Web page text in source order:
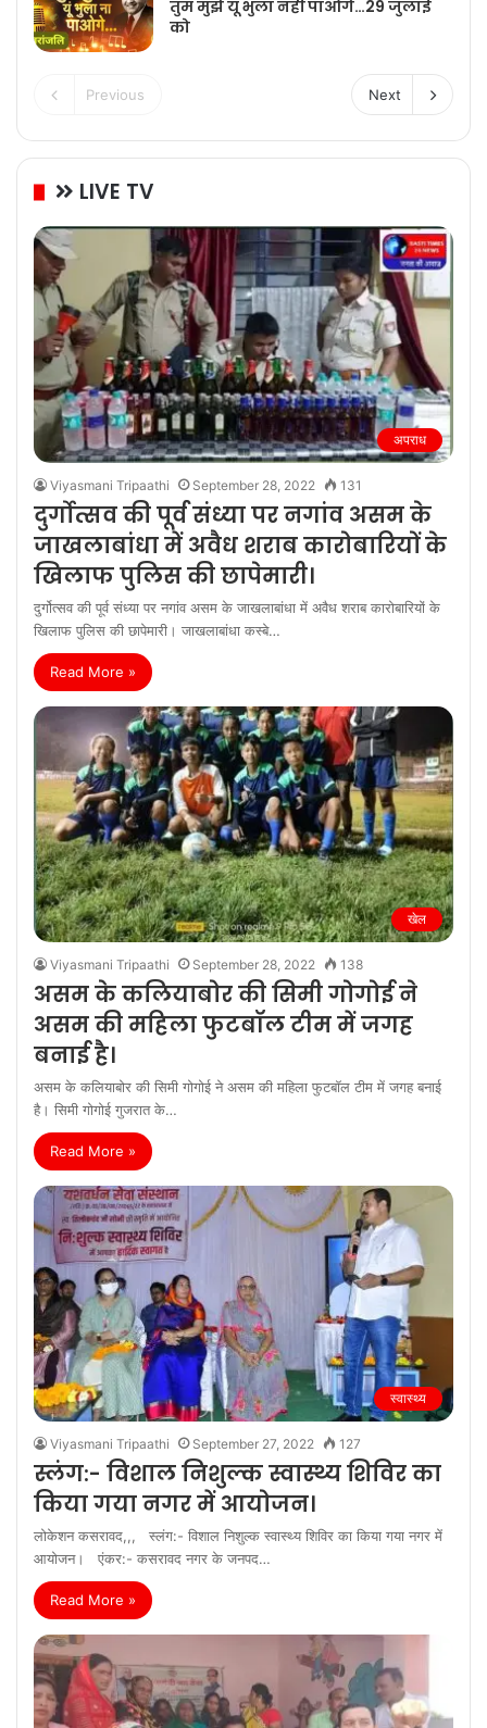
तुम मुझे यूं भुला नहीं पाओगे…29 जुलाई
को
Previous Next
LIVE TV
अपराध
Viyasmani Tripaathi September 28, 2022 131
दुर्गोत्सव की पूर्व संध्या पर नगांव असम के
जाखलाबांधा में अवैध शराब कारोबारियों के
खिलाफ पुलिस की छापेमारी।
दुर्गोत्सव की पूर्व संध्या पर नगांव असम के जाखलाबांधा में अवैध शराब कारोबारियों के
खिलाफ पुलिस की छापेमारी। जाखलाबांधा कस्बे…
Read More »
खेल
Viyasmani Tripaathi September 28, 2022 138
असम के कलियाबोर की सिमी गोगोई ने
असम की महिला फुटबॉल टीम में जगह
बनाई है।
असम के कलियाबोर की सिमी गोगोई ने असम की महिला फुटबॉल टीम में जगह बनाई
है। सिमी गोगोई गुजरात के…
Read More »
स्वास्थ्य
Viyasmani Tripaathi September 27, 2022 127
स्लंग:- विशाल निशुल्क स्वास्थ्य शिविर का
किया गया नगर में आयोजन।
लोकेशन कसरावद,,, स्लंग:- विशाल निशुल्क स्वास्थ्य शिविर का किया गया नगर में
आयोजन। एंकर:- कसरावद नगर के जनपद…
Read More »